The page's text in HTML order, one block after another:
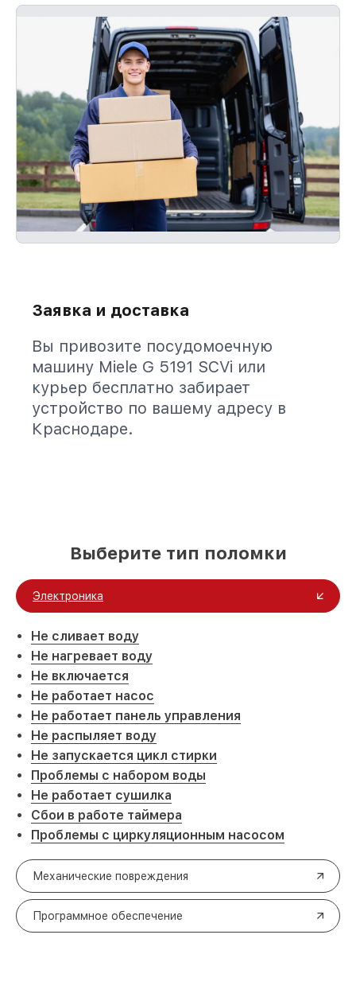
Заявка и доставка
Вы привозите посудомоечную
машину Miele G 5191 SCVi или
курьер бесплатно забирает
устройство по вашему адресу в
Краснодаре.
Выберите тип поломки
Электроника
Не сливает воду
Не нагревает воду
Не включается
Не работает насос
Не работает панель управления
Не распыляет воду
Не запускается цикл стирки
Проблемы с набором воды
Не работает сушилка
Сбои в работе таймера
Проблемы с циркуляционным насосом
Механические повреждения
Программное обеспечение